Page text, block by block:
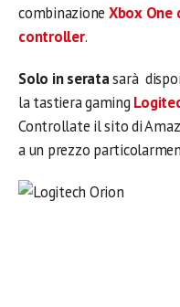
combinazione Xbox One
controller.
Solo in seratasarà
la tastiera gaming
Controllate il sito di
a un prezzo